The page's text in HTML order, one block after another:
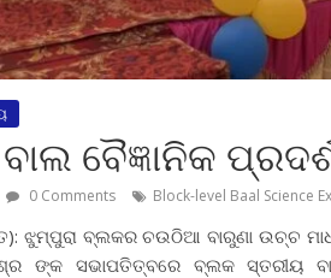
ବୈଜ୍ଞାନିକ
0 Comments Block-level Baal Science
ଝୁମ୍ପୁରା ବ୍ଲକର ଚଉଠିଆ ବାରୁଣା ଉଚ୍ଚ
ଙ୍କ ସଭାପତିତ୍ବରେ ବ୍ଲକ ସ୍ତରୀୟ